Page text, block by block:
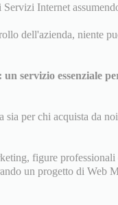
Internet
dell'azienda, niente
servizio essenziale
sia per chi acquista da
figure professionali
un progetto di Web